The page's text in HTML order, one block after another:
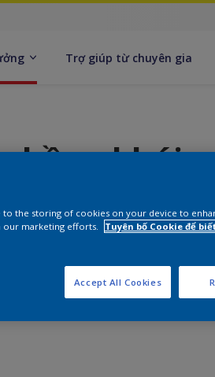
Trợ giúp từ chuyên gia
hồng khói
giác huyền ảo, gần gũi.
to the storing of cookies on your device to
our marketing efforts.
Tuyên bố Cookie để
Accept All Cookies